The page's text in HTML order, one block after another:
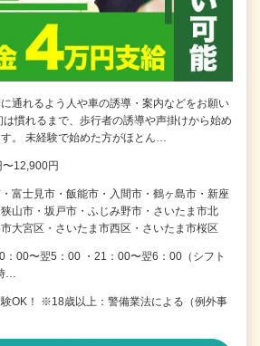
通れるよう人や車の誘導・案内などをお願い
は慣れるまで、歩行者の誘導や声掛けから始め
。 未経験で始めた方がほとん…
12,900円
富士見市・飯能市・入間市・鶴ヶ島市・新座
山市・坂戸市・ふじみ野市・さいたま市北
大宮区・さいたま市西区・さいたま市桜区
：00〜翌5：00 ・21：00〜翌6：00（シフト
…
OK！ ※18歳以上：警備業法による（例外事